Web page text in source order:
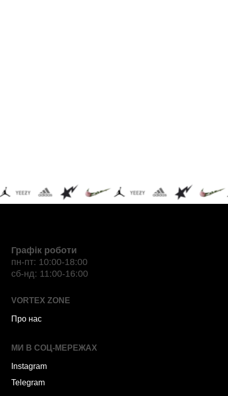
Графік роботи
пн-пт: 10:00-18:00
сб-нд: 11:00-16:00
VORTEX ZONE
Про нас
МИ В СОЦ-МЕРЕЖАХ
Instagram
Telegram